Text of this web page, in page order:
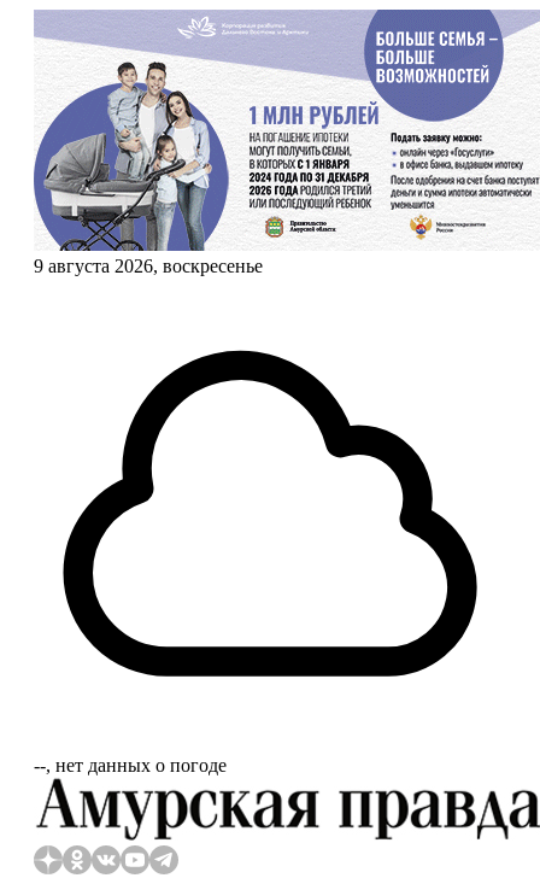
9 августа 2026, воскресенье
‐‐, нет данных о погоде